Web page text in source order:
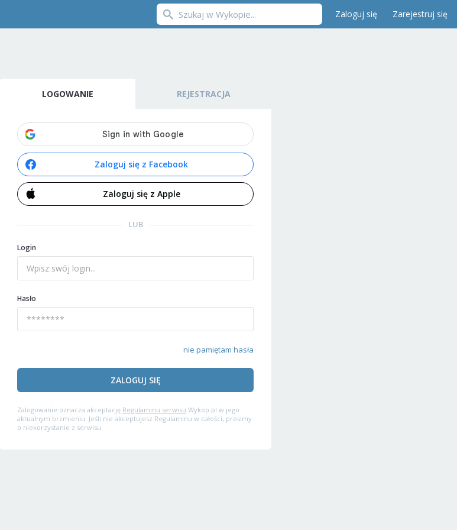
Zaloguj się Zarejestruj się
LOGOWANIE REJESTRACJA
Zaloguj się z Facebook
Zaloguj się z Apple
LUB
Login
Hasło
nie pamiętam hasła
ZALOGUJ SIĘ
Zalogowanie oznacza akceptację Regulaminu serwisu Wykop.pl w jego
aktualnym brzmieniu. Jeśli nie akceptujesz Regulaminu w całości, prosimy
o niekorzystanie z serwisu.